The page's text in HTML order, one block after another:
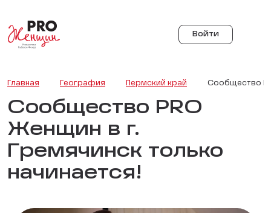
Войти
Главная География Пермский край Сообщество
Сообщество PRO
Женщин в г.
Гремячинск только
начинается!